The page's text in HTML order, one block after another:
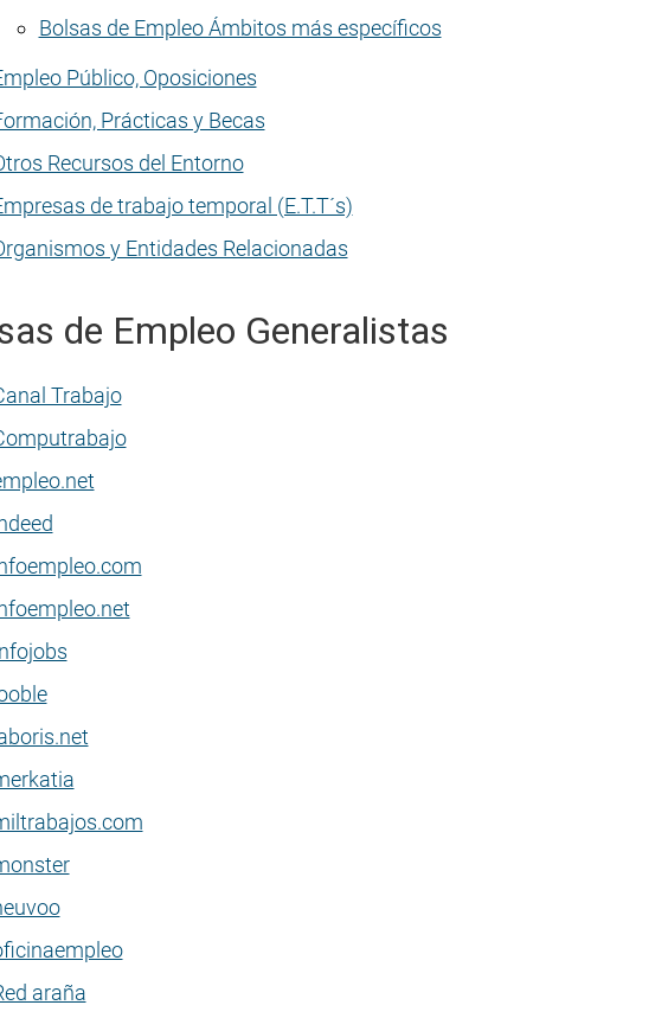
Bolsas de Empleo Ámbitos más específicos
Público, Oposiciones
Prácticas y Becas
Recursos del Entorno
de trabajo temporal (E.T.T´s)
y Entidades Relacionadas
de Empleo Generalistas
Trabajo
araña